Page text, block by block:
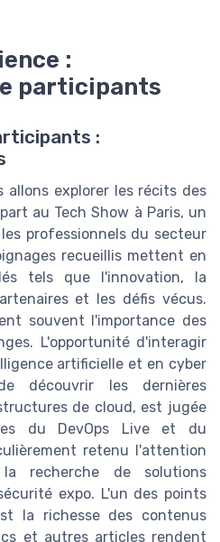
:
participants
:
allons explorer les récits des
au Tech Show à Paris, un
professionnels du secteur
recueillis mettent en
tels que l'innovation, la
et les défis vécus.
souvent l'importance des
L'opportunité d'interagir
artificielle et en cyber
découvrir les dernières
de cloud, est jugée
du DevOps Live et du
retenu l'attention
recherche de solutions
expo. L'un des points
la richesse des contenus
et autres articles rendent